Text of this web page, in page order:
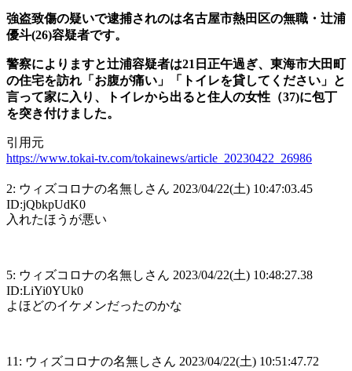
強盗致傷の疑いで逮捕されのは名古屋市熱田区の無職・辻浦
優斗(26)容疑者です。
警察によりますと辻浦容疑者は21日正午過ぎ、東海市大田町
の住宅を訪れ「お腹が痛い」「トイレを貸してください」と
言って家に入り、トイレから出ると住人の女性（37)に包丁
を突き付けました。
引用元
https://www.tokai-tv.com/tokainews/article_20230422_26986
2: ウィズコロナの名無しさん 2023/04/22(土) 10:47:03.45
ID:jQbkpUdK0
入れたほうが悪い
5: ウィズコロナの名無しさん 2023/04/22(土) 10:48:27.38
ID:LiYi0YUk0
よほどのイケメンだったのかな
11: ウィズコロナの名無しさん 2023/04/22(土) 10:51:47.72